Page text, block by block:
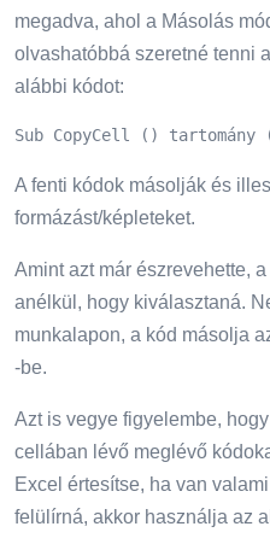
megadva, ahol a Másolás
olvashatóbbá szeretné tenni
alábbi kódot:
Sub CopyCell ()
A fenti kódok másolják és
formázást/képleteket.
Amint azt már észrevehette,
anélkül, hogy kiválasztaná.
munkalapon, a kód másolja
-be.
Azt is vegye figyelembe,
cellában lévő meglévő
Excel értesítse, ha van
felülírná, akkor használja az